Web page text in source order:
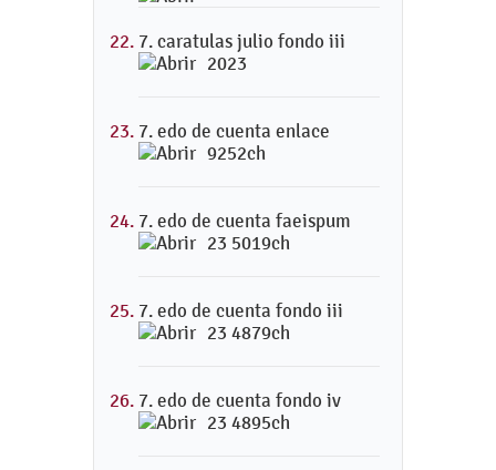
7. caratulas julio fondo iii
2023
7. edo de cuenta enlace
9252ch
7. edo de cuenta faeispum
23 5019ch
7. edo de cuenta fondo iii
23 4879ch
7. edo de cuenta fondo iv
23 4895ch